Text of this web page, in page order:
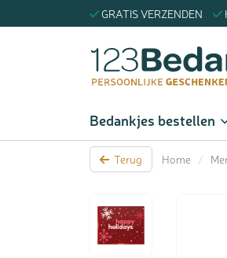
GRATIS VERZENDEN
Bedankjes bestellen
Terug Home /